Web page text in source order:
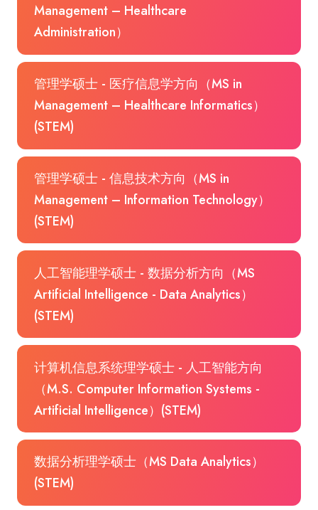
Management – Healthcare
Administration）
管理学硕士 - 医疗信息学方向（MS in
Management – Healthcare Informatics）
(STEM)
管理学硕士 - 信息技术方向（MS in
Management – Information Technology）
(STEM)
人工智能理学硕士 - 数据分析方向（MS
Artificial Intelligence - Data Analytics）
(STEM)
计算机信息系统理学硕士 - 人工智能方向
（M.S. Computer Information Systems -
Artificial Intelligence）(STEM)
数据分析理学硕士（MS Data Analytics）
(STEM)